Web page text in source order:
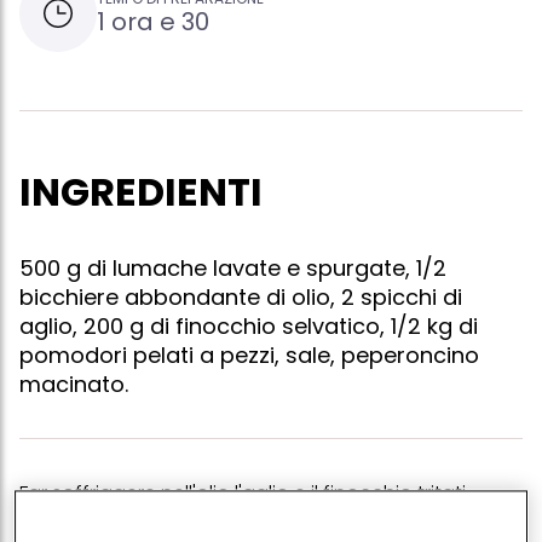
1 ora e 30
INGREDIENTI
500 g di lumache lavate e spurgate, 1/2
bicchiere abbondante di olio, 2 spicchi di
aglio, 200 g di finocchio selvatico, 1/2 kg di
pomodori pelati a pezzi, sale, peperoncino
macinato.
Far soffriggere nell'olio l'aglio e il finocchio tritati